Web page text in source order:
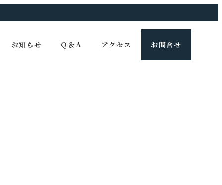
お知らせ Q＆A アクセス お問合せ